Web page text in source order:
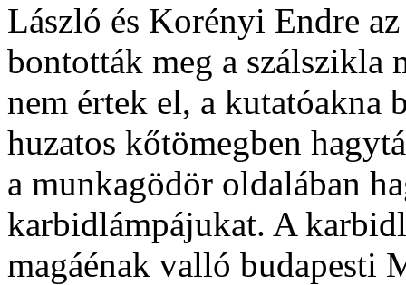
László és Korényi Endre
bontották meg a szálszikla
nem értek el, a kutatóakna
huzatos kőtömegben
a munkagödör oldalában
karbidlámpájukat. A
magáénak valló budapesti